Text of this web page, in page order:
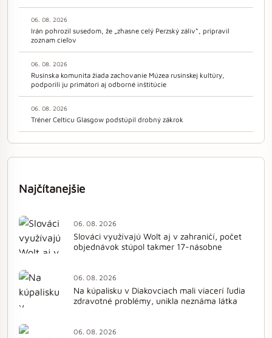
06. 08. 2026
Irán pohrozil susedom, že „zhasne celý Perzský záliv“, pripravil
zoznam cieľov
06. 08. 2026
Rusínska komunita žiada zachovanie Múzea rusínskej kultúry,
podporili ju primátori aj odborné inštitúcie
06. 08. 2026
Tréner Celticu Glasgow podstúpil drobný zákrok
Najčítanejšie
06. 08. 2026
Slováci využívajú Wolt aj v zahraničí, počet
objednávok stúpol takmer 17-násobne
06. 08. 2026
Na kúpalisku v Diakovciach mali viacerí ľudia
zdravotné problémy, unikla neznáma látka
06. 08. 2026